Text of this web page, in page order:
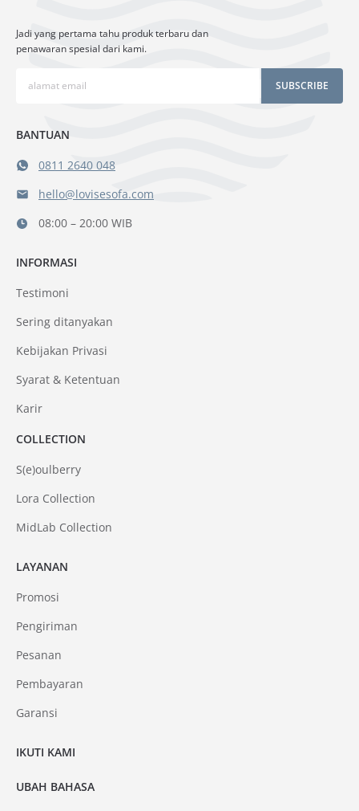
Jadi yang pertama tahu produk terbaru dan
penawaran spesial dari kami.
SUBSCRIBE
BANTUAN
0811 2640 048
hello@lovisesofa.com
08:00 – 20:00 WIB
LAYANAN
Promosi
Pengiriman
Pesanan
Pembayaran
Garansi
INFORMASI
Testimoni
Sering ditanyakan
Kebijakan Privasi
Syarat & Ketentuan
Karir
COLLECTION
S(e)oulberry
Lora Collection
MidLab Collection
IKUTI KAMI
UBAH BAHASA